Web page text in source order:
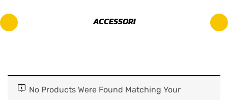
ACCESSORI
No Products Were Found Matching Your